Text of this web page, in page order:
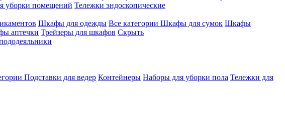
уборки помещений Тележки эндоскопические
Шкафы для одежды Все категории Шкафы для сумок Шкафы
аптечки Трейзеры для шкафов Скрыть
Подставки для ведер Контейнеры Наборы для уборки пола Тележки для